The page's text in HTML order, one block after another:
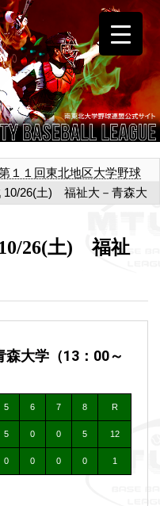
１１回東北地区大学野球
10/26(土) 福祉大－青森大
26(土) 福祉
大学（13：00～
5 6 7 8 R
5 0 0 5 12
0 0 0 0 1